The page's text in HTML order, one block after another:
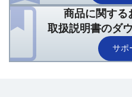
商品に関する
取扱説明書のダ
サポ